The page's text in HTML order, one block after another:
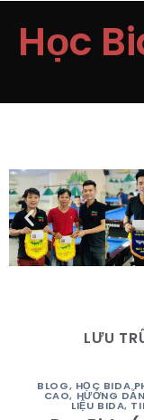
Học
LƯU
BLOG, HỌC BIDA
CAO, HƯỚNG
LIỆU BIDA,